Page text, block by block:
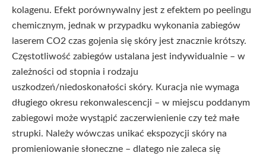
kolagenu. Efekt porównywalny jest z efektem po peelingu
chemicznym, jednak w przypadku wykonania zabiegów
laserem CO2 czas gojenia się skóry jest znacznie krótszy.
Częstotliwość zabiegów ustalana jest indywidualnie – w
zależności od stopnia i rodzaju
uszkodzeń/niedoskonałości skóry. Kuracja nie wymaga
długiego okresu rekonwalescencji – w miejscu poddanym
zabiegowi może wystąpić zaczerwienienie czy też małe
strupki. Należy wówczas unikać ekspozycji skóry na
promieniowanie słoneczne – dlatego nie zaleca się